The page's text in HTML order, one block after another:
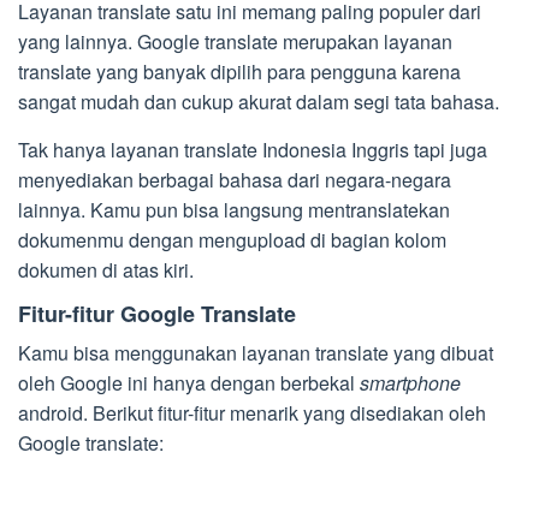
Layanan translate satu ini memang paling populer dari
yang lainnya. Google translate merupakan layanan
translate yang banyak dipilih para pengguna karena
sangat mudah dan cukup akurat dalam segi tata bahasa.
Tak hanya layanan translate Indonesia Inggris tapi juga
menyediakan berbagai bahasa dari negara-negara
lainnya. Kamu pun bisa langsung mentranslatekan
dokumenmu dengan mengupload di bagian kolom
dokumen di atas kiri.
Fitur-fitur Google Translate
Kamu bisa menggunakan layanan translate yang dibuat
oleh Google ini hanya dengan berbekal smartphone
android. Berikut fitur-fitur menarik yang disediakan oleh
Google translate: